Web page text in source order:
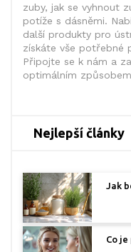
zuby, jak se vyhnout
potíže s dásněmi.
další produkty pro
získáte vše potřebné
Připojte se k nám a
optimálním
Nejlepší články
Jak
Co